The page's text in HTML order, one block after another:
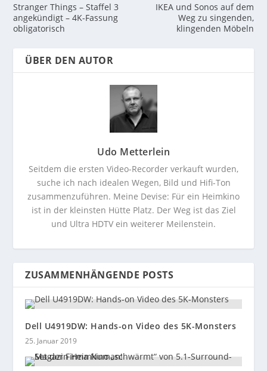
Stranger Things – Staffel 3
angekündigt – 4K-Fassung
obligatorisch
IKEA und Sonos auf dem
Weg zu singenden,
klingenden Möbeln
ÜBER DEN AUTOR
Udo Metterlein
Seitdem die ersten Video-Recorder verkauft wurden,
suche ich nach idealen Wegen, Bild und Hifi-Ton
zusammenzuführen. Meine Devise: Für ein Heimkino
ist in der kleinsten Hütte Platz. Der Weg ist das Ziel
und Ultra HDTV ein weiterer Meilenstein.
ZUSAMMENHÄNGENDE POSTS
Dell U4919DW: Hands-on Video des 5K-Monsters
25. Januar 2019